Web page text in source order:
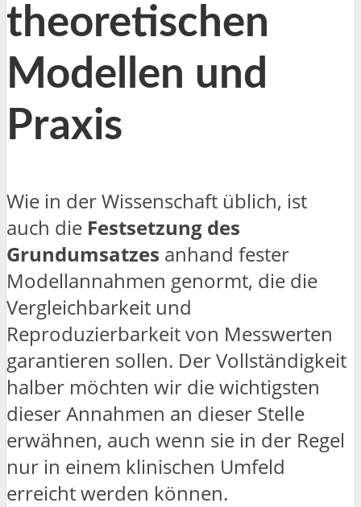
theoretischen
Modellen und
Praxis
Wie in der Wissenschaft üblich, ist
auch die Festsetzung des
Grundumsatzes anhand fester
Modellannahmen genormt, die die
Vergleichbarkeit und
Reproduzierbarkeit von Messwerten
garantieren sollen. Der Vollständigkeit
halber möchten wir die wichtigsten
dieser Annahmen an dieser Stelle
erwähnen, auch wenn sie in der Regel
nur in einem klinischen Umfeld
erreicht werden können.